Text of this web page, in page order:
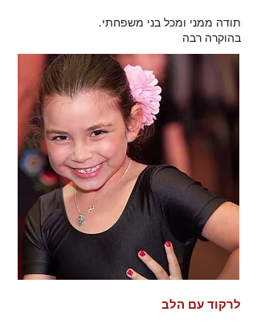
תודה ממני ומכל בני משפחתי.
בהוקרה רבה
לרקוד עם הלב